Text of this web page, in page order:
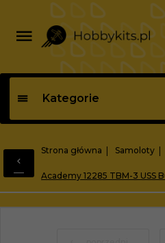
Kategorie
Strona główna Samoloty
Academy 12285 TBM-3 USS